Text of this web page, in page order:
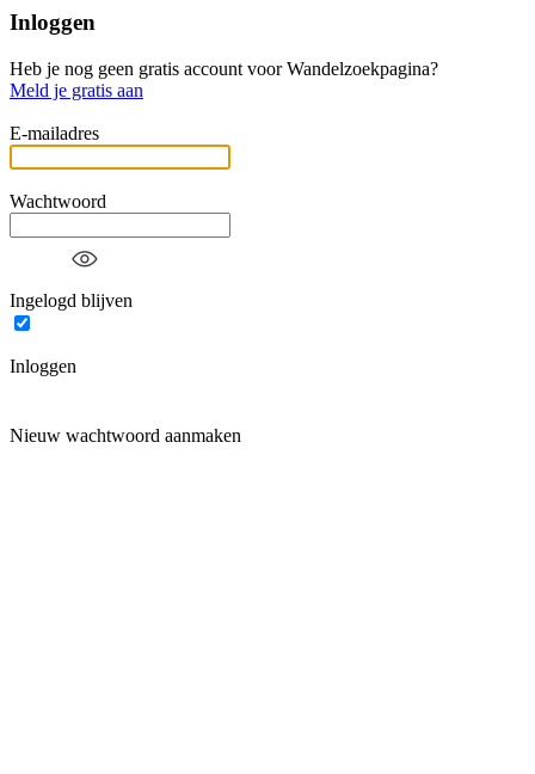
Inloggen
Heb je nog geen gratis account voor Wandelzoekpagina?
Meld je gratis aan
E-mailadres
Wachtwoord
Ingelogd blijven
Inloggen
Nieuw wachtwoord aanmaken